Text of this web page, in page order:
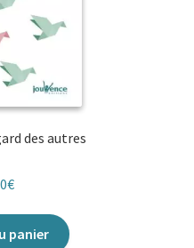
des autres
€
panier